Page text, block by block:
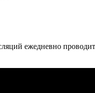
ежедневно